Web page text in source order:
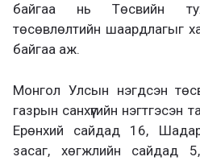
байгаа нь Төсвийн
төсөвлөлтийн шаардлагыг
байгаа аж.
Монгол Улсын нэгдсэн
газрын санхүүгийн нэгтгэсэн
Ерөнхий сайдад 16,
засаг, хөгжлийн сайдад